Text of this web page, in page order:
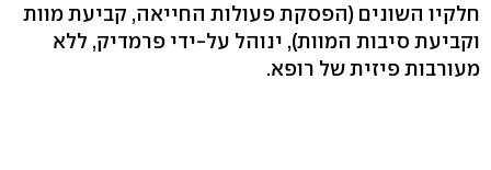
חלקיו השונים (הפסקת פעולות החייאה, קביעת מוות
וקביעת סיבות המוות), ינוהל על-ידי פרמדיק, ללא
מעורבות פיזית של רופא.